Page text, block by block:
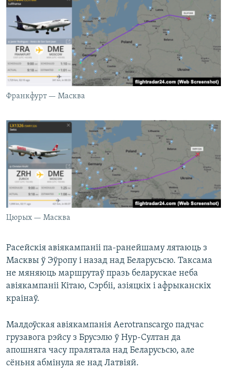
Франкфурт — Масква
Цюрых — Масква
Расейскія авіякампаніі па-ранейшаму лятаюць з
Масквы ў Эўропу і назад над Беларусьсю. Таксама
не мяняюць маршрутаў празь беларускае неба
авіякампаніі Кітаю, Сэрбіі, азіяцкіх і афрыканскіх
краінаў.
Малдоўская авіякампанія Aerotranscargo падчас
грузавога рэйсу з Брусэлю ў Нур-Султан да
апошняга часу пралятала над Беларусьсю, але
сёньня абмінула яе над Латвіяй.